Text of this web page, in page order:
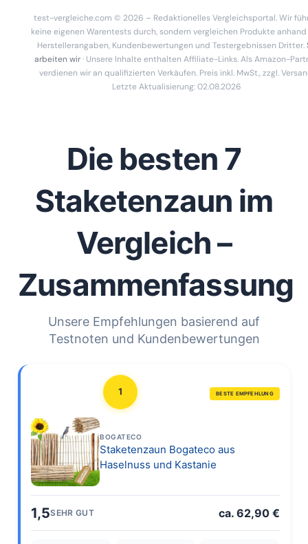
test-vergleiche.com © 2026 – Redaktionelles Vergleichsportal. Wir
keine eigenen Warentests durch, sondern vergleichen Produkte anhand
Herstellerangaben, Kundenbewertungen und Testergebnissen Dritter.
arbeiten wir· Unsere Inhalte enthalten Affiliate-Links. Als Amazon-
verdienen wir an qualifizierten Verkäufen. Preis inkl. MwSt., zzgl.
Letzte Aktualisierung: 02.08.2026
Die besten 7
Staketenzaun im
Vergleich –
Zusammenfassung
Unsere Empfehlungen basierend auf
Testnoten und Kundenbewertungen
1 BESTE EMPFEHLUNG
BOGATECO
Staketenzaun Bogateco aus
Haselnuss und Kastanie
1,5SEHR GUT ca. 62,90 €